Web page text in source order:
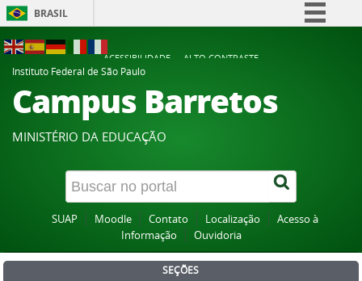
BRASIL
Participe
Acesso à informação
Canais
ACESSIBILIDADE
ALTO CONTRASTE
Instituto Federal de São Paulo
Campus Barretos
MINISTÉRIO DA EDUCAÇÃO
SUAP Moodle Contato Localização
Acesso à
Informação
Ouvidoria
SEÇÕES